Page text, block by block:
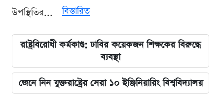
উপস্থিতির...
বিস্তারিত
রাষ্ট্রবিরোধী কর্মকাণ্ড: ঢাবির কয়েকজন শিক্ষকের বিরুদ্ধে
ব্যবস্থা
জেনে নিন যুক্তরাষ্ট্রের সেরা ১০ ইঞ্জিনিয়ারিং বিশ্ববিদ্যালয়